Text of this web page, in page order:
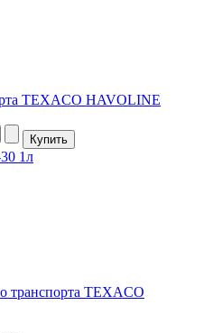
TEXACO HAVOLINE
транспорта TEXACO